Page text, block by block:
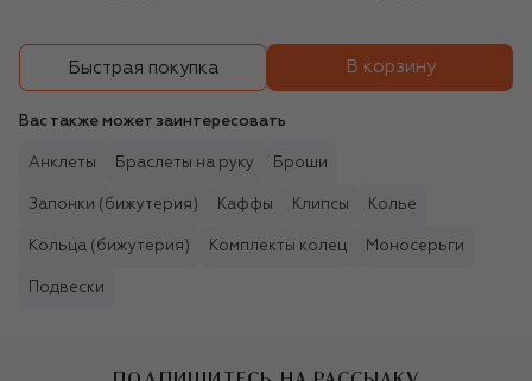
Быстрая покупка В корзину
Вас также может заинтересовать
Анклеты Браслеты на руку Броши
Запонки (бижутерия) Каффы Клипсы Колье
Кольца (бижутерия) Комплекты колец Моносерьги
Подвески